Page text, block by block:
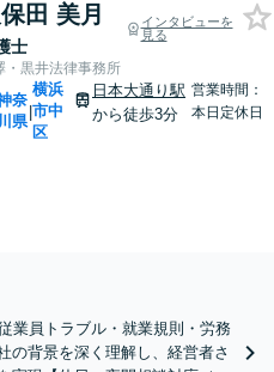
田 美月
士
インタビューを
見る
・黒井法律事務所
奈
県
|
横浜
市中
区
日本大通り駅
から徒歩3分
営業時間：
本日定休日
業員トラブル・就業規則・労務
の背景を深く理解し、経営者さ